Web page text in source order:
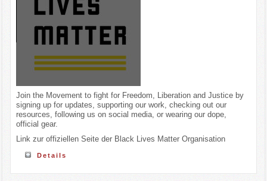
Join the Movement to fight for Freedom, Liberation and Justice by
signing up for updates, supporting our work, checking out our
resources, following us on social media, or wearing our dope,
official gear.
Link zur offiziellen Seite der Black Lives Matter Organisation
Details